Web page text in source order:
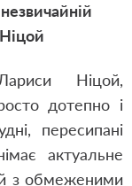
незвичайній
Ніцой,
дотепно і
пересипані
актуальне
з обмеженими